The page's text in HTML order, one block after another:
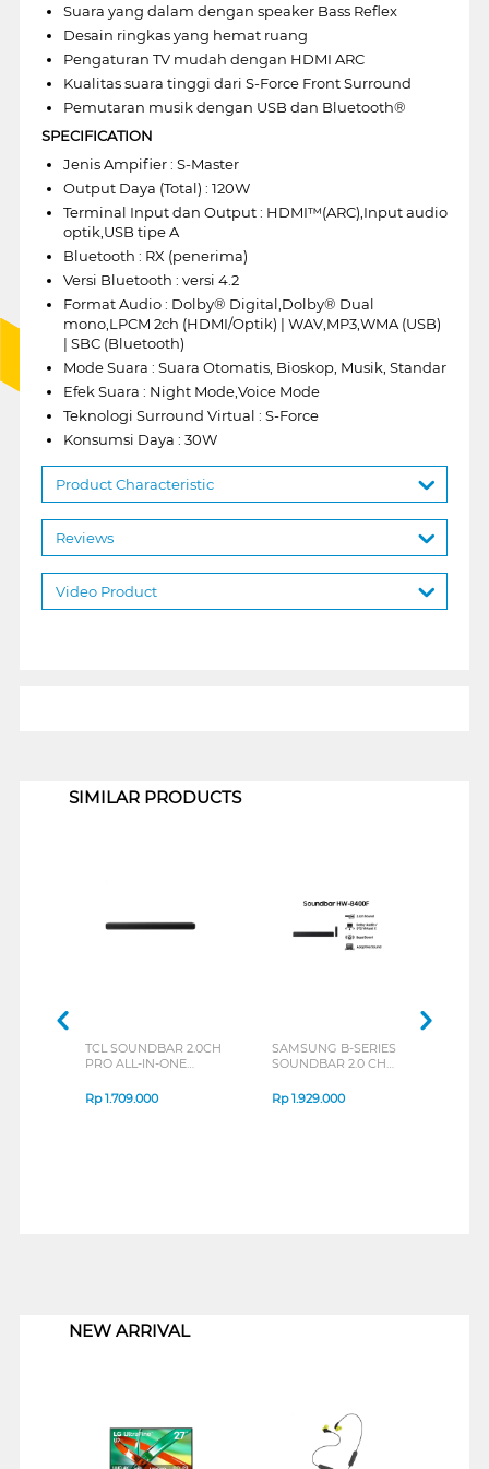
Suara yang dalam dengan speaker Bass Reflex
Desain ringkas yang hemat ruang
Pengaturan TV mudah dengan HDMI ARC
Kualitas suara tinggi dari S-Force Front Surround
Pemutaran musik dengan USB dan Bluetooth®
SPECIFICATION
Jenis Ampifier : S-Master
Output Daya (Total) : 120W
Terminal Input dan Output : HDMI™(ARC),Input audio
optik,USB tipe A
Bluetooth : RX (penerima)
Versi Bluetooth : versi 4.2
Format Audio : Dolby® Digital,Dolby® Dual
mono,LPCM 2ch (HDMI/Optik) | WAV,MP3,WMA (USB)
| SBC (Bluetooth)
Mode Suara : Suara Otomatis, Bioskop, Musik, Standar
Efek Suara : Night Mode,Voice Mode
Teknologi Surround Virtual : S-Force
Konsumsi Daya : 30W
Product Characteristic
Reviews
Video Product
SIMILAR PRODUCTS
TCL SOUNDBAR 2.0CH
PRO ALL-IN-ONE
SOUNDBAR S45H
Rp1.709.000
SAMSUNG B-SERIES
SOUNDBAR 2.0 CH
Rp1.929.000
NEW ARRIVAL